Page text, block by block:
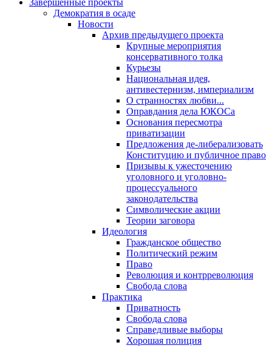
Завершенные проекты
Демократия в осаде
Новости
Архив предыдущего проекта
Крупные мероприятия
консервативного толка
Курьезы
Национальная идея,
антивестернизм, империализм
О странностях любви...
Оправдания дела ЮКОСа
Основания пересмотра
приватизации
Предложения де-либерализовать
Конституцию и публичное право
Призывы к ужесточению
уголовного и уголовно-
процессуального
законодательства
Символические акции
Теории заговора
Идеология
Гражданское общество
Политический режим
Право
Революция и контрреволюция
Свобода слова
Практика
Приватность
Свобода слова
Справедливые выборы
Хорошая полиция